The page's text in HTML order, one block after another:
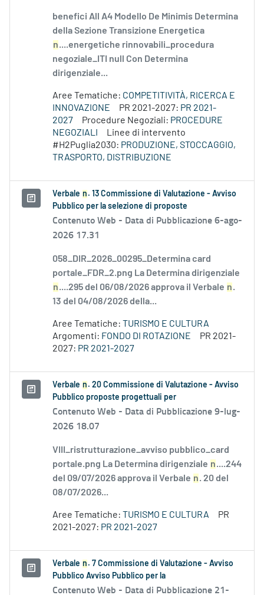
benefici All A4 Modello De Minimis Determina
della Sezione Transizione Energetica
n....energetiche rinnovabili_procedura
negoziale_ITI null Con Determina
dirigenziale...
Aree Tematiche: COMPETITIVITÀ, RICERCA E
INNOVAZIONE
PR 2021-2027: PR 2021-
2027
Procedure Negoziali: PROCEDURE
NEGOZIALI
Linee di intervento
#H2Puglia2030: PRODUZIONE, STOCCAGGIO,
TRASPORTO, DISTRIBUZIONE
Verbale n . 13 Commissione di Valutazione - Avviso
Pubblico per la selezione di proposte
Contenuto Web - Data di Pubblicazione 6-ago-
2026 17.31
058_DIR_2026_00295_Determina card
portale_FDR_2.png La Determina dirigenziale
n....295 del 06/08/2026 approva il Verbale n.
13 del 04/08/2026 della...
Aree Tematiche: TURISMO E CULTURA
Argomenti: FONDO DI ROTAZIONE
PR 2021-
2027: PR 2021-2027
Verbale n . 20 Commissione di Valutazione - Avviso
Pubblico proposte progettuali per
Contenuto Web - Data di Pubblicazione 9-lug-
2026 18.07
VIII_ristrutturazione_avviso pubblico_card
portale.png La Determina dirigenziale n....244
del 09/07/2026 approva il Verbale n. 20 del
08/07/2026...
Aree Tematiche: TURISMO E CULTURA
PR
2021-2027: PR 2021-2027
Verbale n . 7 Commissione di Valutazione - Avviso
Pubblico Avviso Pubblico per la
Contenuto Web - Data di Pubblicazione 21-